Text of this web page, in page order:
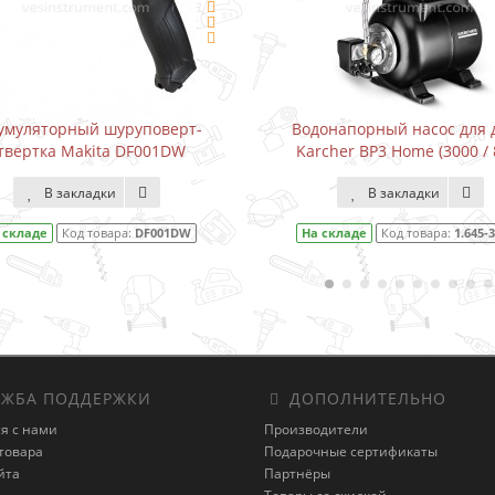
шуруповерт-
Makita DF001DW
В закладки
Код товара: DF001DW
Водонапорный насос для
Karcher BP3 Home (3000 /
В закладки
На складе Код товара: 1.645-
ПОДДЕРЖКИ
с нами
ДОПОЛНИТЕЛЬНО
Производители
Подарочные сертификаты
Партнёры